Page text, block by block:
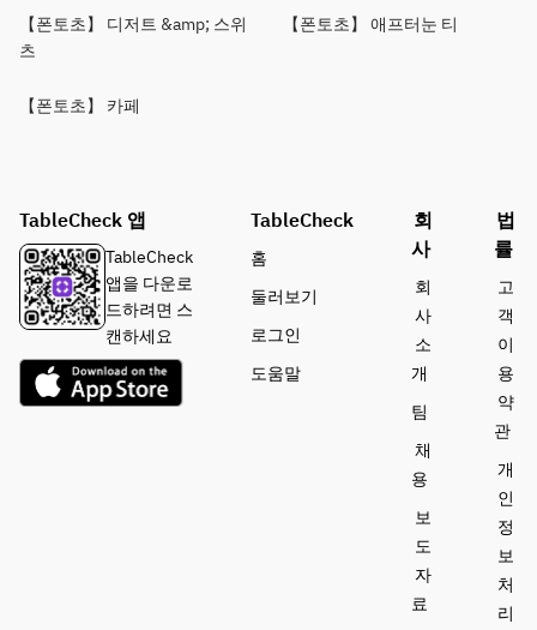
【폰토초】 디저트 &amp; 스위
츠
【폰토초】 애프터눈 티
【폰토초】 카페
TableCheck 앱
TableCheck
앱을 다운로
드하려면 스
캔하세요
TableCheck
홈
둘러보기
로그인
도움말
회
사
회
사
소
개
팀
채
용
보
도
자
료
법
률
고
객
이
용
약
관
개
인
정
보
처
리